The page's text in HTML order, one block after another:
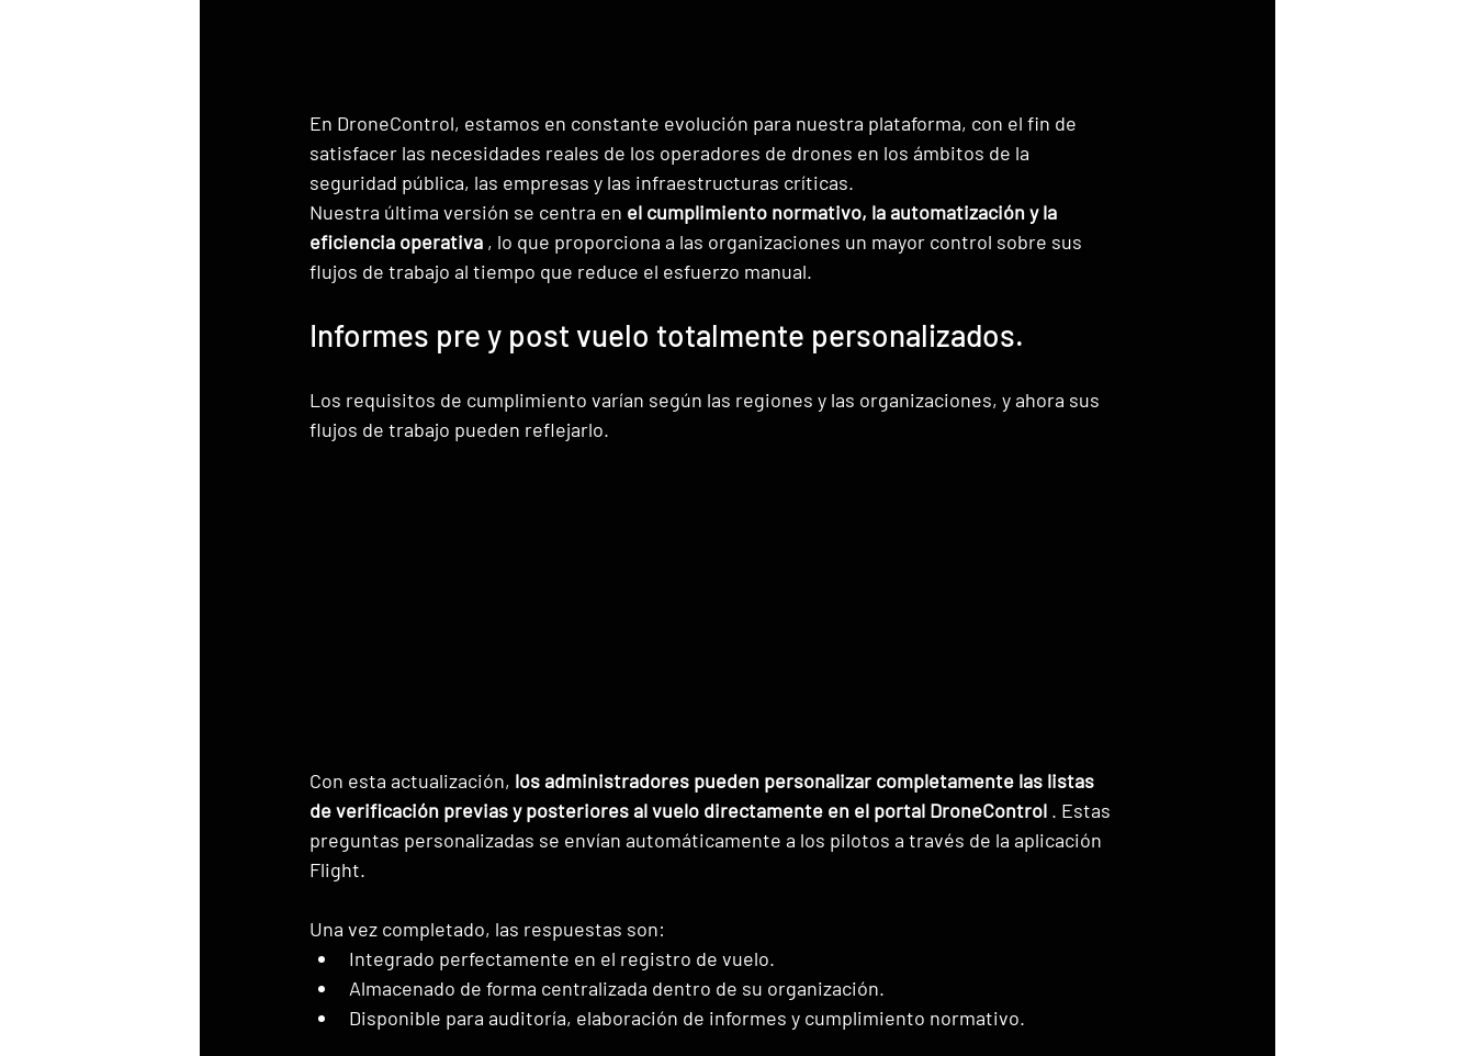
En DroneControl, estamos en constante evolución para nuestra plataforma, con el fin de
satisfacer las necesidades reales de los operadores de drones en los ámbitos de la
seguridad pública, las empresas y las infraestructuras críticas.
Nuestra última versión se centra en el cumplimiento normativo, la automatización y la
eficiencia operativa , lo que proporciona a las organizaciones un mayor control sobre sus
flujos de trabajo al tiempo que reduce el esfuerzo manual.
Informes pre y post vuelo totalmente personalizados.
Los requisitos de cumplimiento varían según las regiones y las organizaciones, y ahora sus
flujos de trabajo pueden reflejarlo.
Con esta actualización, los administradores pueden personalizar completamente las listas
de verificación previas y posteriores al vuelo directamente en el portal DroneControl . Estas
preguntas personalizadas se envían automáticamente a los pilotos a través de la aplicación
Flight.
Una vez completado, las respuestas son:
Integrado perfectamente en el registro de vuelo.
Almacenado de forma centralizada dentro de su organización.
Disponible para auditoría, elaboración de informes y cumplimiento normativo.